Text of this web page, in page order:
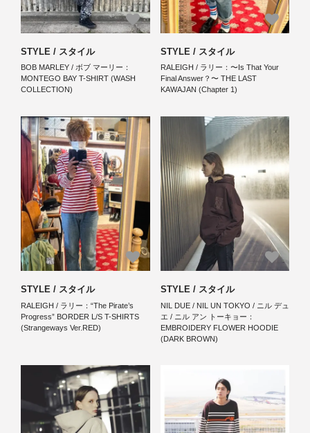
STYLE / スタイル
BOB MARLEY / ボブ マーリー：
MONTEGO BAY T-SHIRT (WASH
COLLECTION)
STYLE / スタイル
RALEIGH / ラリー：〜Is That Your
Final Answer？〜 THE LAST
KAWAJAN (Chapter 1)
STYLE / スタイル
RALEIGH / ラリー：“The Pirate’s
Progress” BORDER L/S T-SHIRTS
(Strangeways Ver.RED)
STYLE / スタイル
NIL DUE / NIL UN TOKYO / ニル デュ
エ / ニル アン トーキョー：
EMBROIDERY FLOWER HOODIE
(DARK BROWN)